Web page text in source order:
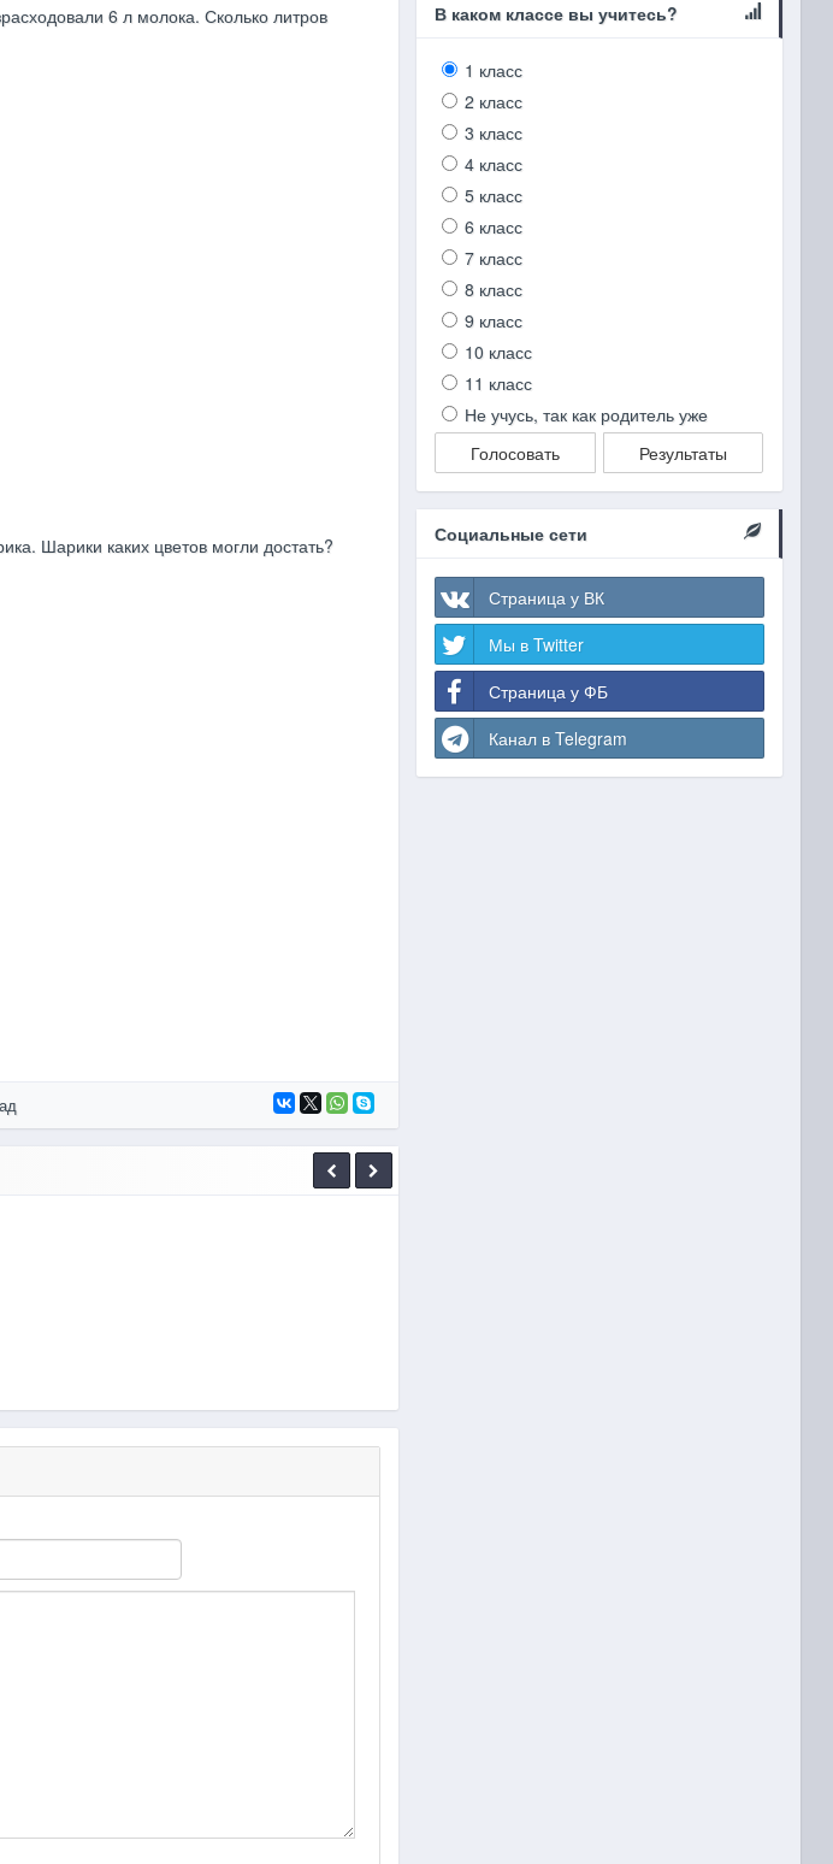
6 л молока. Сколько литров
Шарики каких цветов могли достать?
(ответы)
В каком классе вы учитесь?
1 класс
2 класс
3 класс
4 класс
5 класс
6 класс
7 класс
8 класс
9 класс
10 класс
11 класс
Не учусь, так как родитель уже
Голосовать
Результаты
Социальные сети
Страница у ВК
Мы в Twitter
Страница у ФБ
Канал в Telegram